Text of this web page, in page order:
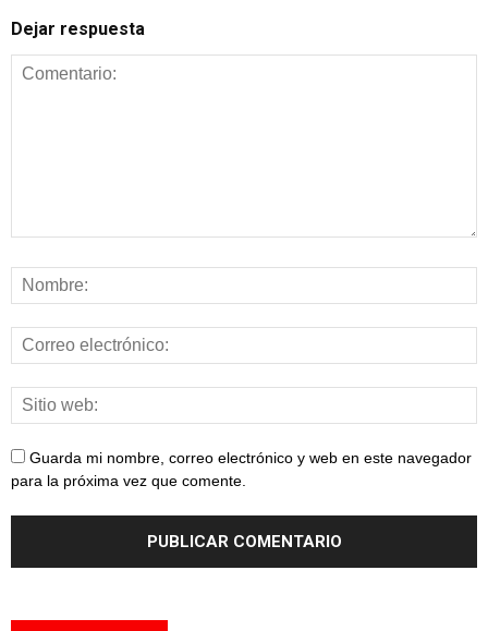
Dejar respuesta
Guarda mi nombre, correo electrónico y web en este navegador
para la próxima vez que comente.